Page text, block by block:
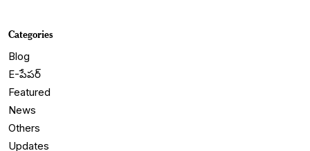
Categories
Blog
E-పేపర్
Featured
News
Others
Updates